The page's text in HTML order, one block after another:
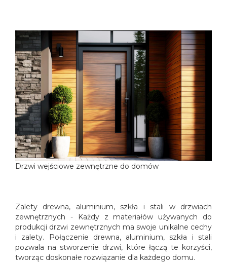
Drzwi wejściowe zewnętrzne do domów
Zalety drewna, aluminium, szkła i stali w drzwiach
zewnętrznych - Każdy z materiałów używanych do
produkcji drzwi zewnętrznych ma swoje unikalne cechy
i zalety. Połączenie drewna, aluminium, szkła i stali
pozwala na stworzenie drzwi, które łączą te korzyści,
tworząc doskonałe rozwiązanie dla każdego domu.